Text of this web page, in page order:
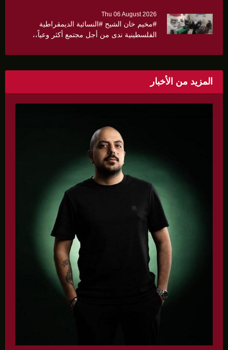
Thu 06 August 2026
#مخيم خان الشيح #النسائية الديمقراطية
الفلسطينية ندى من أجل مجتمع أكثر وعياً،،
بروشورات توعوية على سيدات الحي.
المزيد من الأخبار